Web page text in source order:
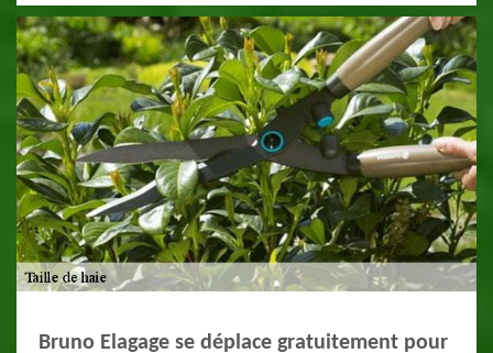
Bruno Elagage se déplace gratuitement pour